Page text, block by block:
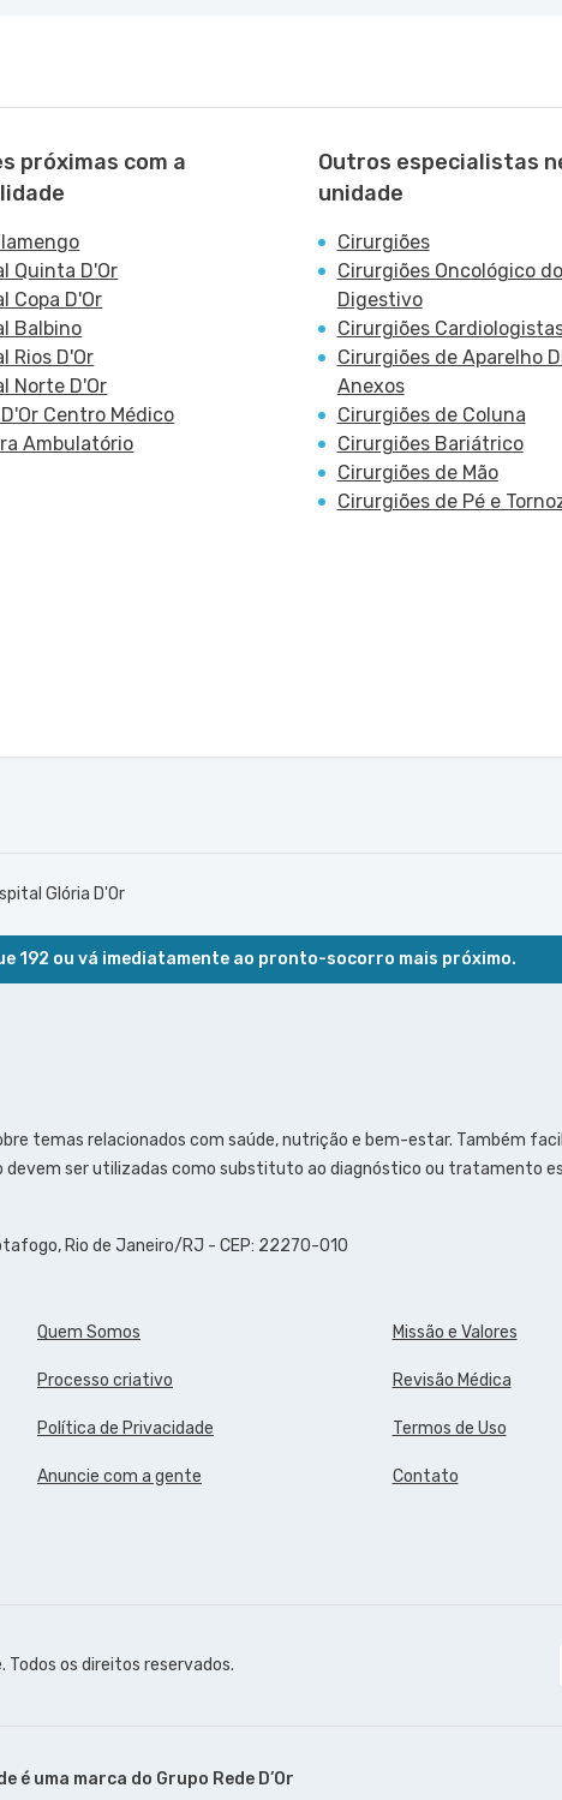
próximas com a
Quinta D'Or
Copa D'Or
Balbino
Rios D'Or
Norte D'Or
Centro Médico
Ambulatório
Outros especialistas
unidade
Cirurgiões
Cirurgiões Oncológico
Digestivo
Cirurgiões
Cirurgiões de Aparelho
Anexos
Cirurgiões de Coluna
Cirurgiões Bariátrico
Cirurgiões de Mão
Cirurgiões de Pé e
Glória D'Or
192 ou vá imediatamente ao pronto-socorro mais próximo.
temas relacionados com saúde, nutrição e bem-estar. Também
ser utilizadas como substituto ao diagnóstico ou tratamento
Rio de Janeiro/RJ - CEP: 22270-010
Quem Somos Missão e Valores
Processo criativo Revisão Médica
Política de Privacidade Termos de Uso
Anuncie com a gente Contato
os direitos reservados.
é uma marca do Grupo Rede D’Or